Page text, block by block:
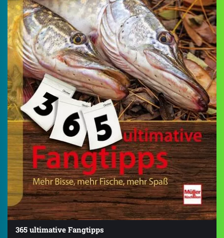
365 ultimative Fangtipps